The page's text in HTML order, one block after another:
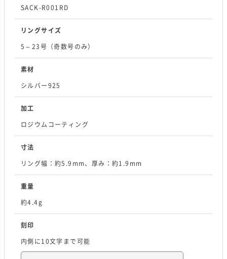
SACK-R001RD
リングサイズ
5～23号（奇数号のみ）
素材
シルバー925
加工
ロジウムコーティング
寸法
リング幅：約5.9mm、厚み：約1.9mm
重量
約4.4g
刻印
内側に10文字まで可能